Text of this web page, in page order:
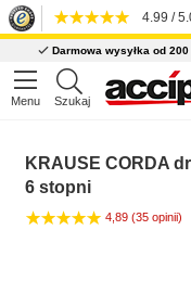
4.99 /
Darmowa wysyłka od 200
Menu Szukaj
KRAUSE CORDA
6 stopni
4,89 (35 opinii)